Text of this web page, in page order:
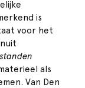
is
voor het
als
Van Den